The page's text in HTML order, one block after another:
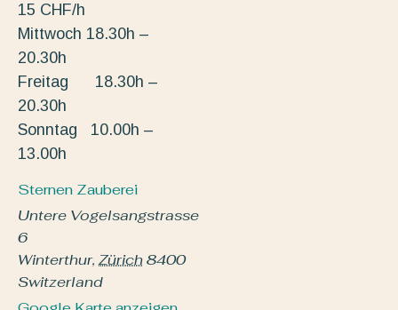
15 CHF/h
Mittwoch 18.30h –
20.30h
Freitag 18.30h –
20.30h
Sonntag 10.00h –
13.00h
Sternen Zauberei
Untere Vogelsangstrasse
6
Winterthur, Zürich8400
Switzerland